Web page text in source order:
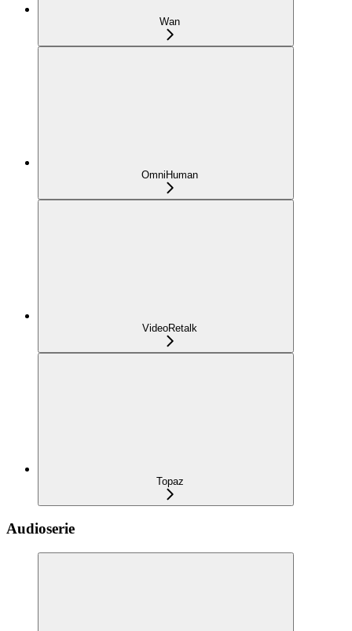
Wan
OmniHuman
VideoRetalk
Topaz
Audioserie